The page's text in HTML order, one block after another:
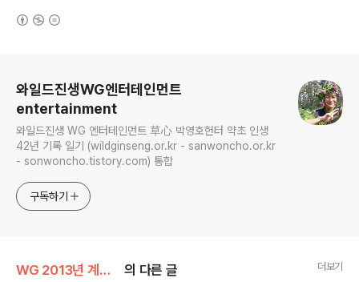
와일드진생WG엔터테인먼트
entertainment
와일드진생 WG 엔터테인먼트 草心 박영호헌터 약초 인생
42년 기록 일기 (wildginseng.or.kr - sanwoncho.or.kr
- sonwoncho.tistory.com) 통합
구독하기
WG 2013년 계사년 기록 의 다른 글 더보기